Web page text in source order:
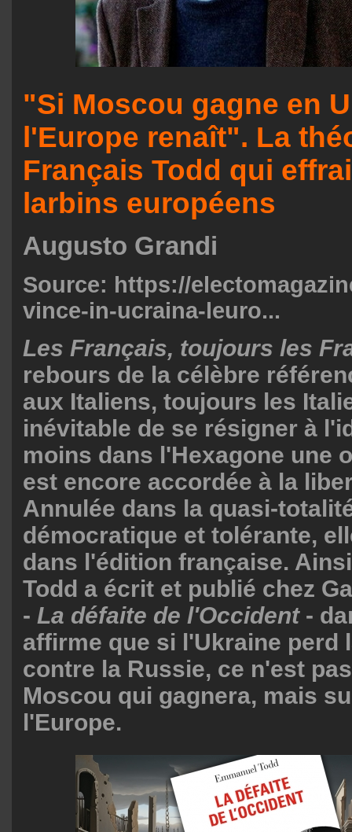
"Si Moscou gagne en
l'Europe renaît". La
Français Todd qui
larbins européens
Augusto Grandi
Source: https://
vince-in-ucraina-leuro...
Les Français, toujours les
rebours de la célèbre
aux Italiens, toujours les
inévitable de se résigner à
moins dans l'Hexagone une
est encore accordée à la
Annulée dans la quasi-
démocratique et tolérante,
dans l'édition française.
Todd a écrit et publié chez
- La défaite de l'Occident-
affirme que si l'Ukraine perd
contre la Russie, ce n'est
Moscou qui gagnera, mais
l'Europe.